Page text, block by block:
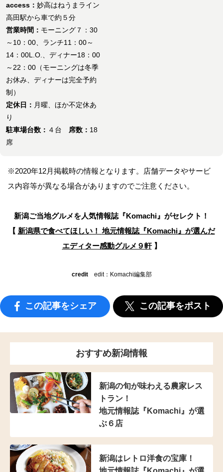
access： 妙高はねうまライン
高田駅から車で約５分
営業時間： モーニング７：30
～10：00、ランチ11：00～
14：00L.O.、ディナー18：00
～22：00（モーニングは冬季
お休み、ディナーは完全予約
制）
定休日： 月曜、ほか不定休あ
り
駐車場台数： ４台 席数： 18
席
※2020年12月掲載時の情報となります。店舗データやサービ
ス内容等が異なる場合がありますのでご注意ください。
新潟ご当地グルメを人気情報誌 『Komachi』がセレクト！
【 新潟県で食べてほしい！地元情報誌『Komachi』が選んだ
エディター感動グルメ９軒】
creditedit：Komachi編集部
この記事をシェア この記事をポスト
おすすめ新潟情報
新潟の旬が味わえる農家レス
トラン！
地元情報誌『Komachi』 が選
ぶ６店
新潟はレトロ洋食の宝庫！